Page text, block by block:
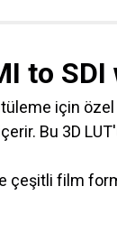
to SDI
için
Bu 3D
çeşitli film